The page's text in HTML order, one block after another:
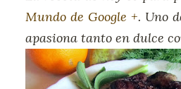
Mundo de Google +. Uno
apasiona tanto en dulce